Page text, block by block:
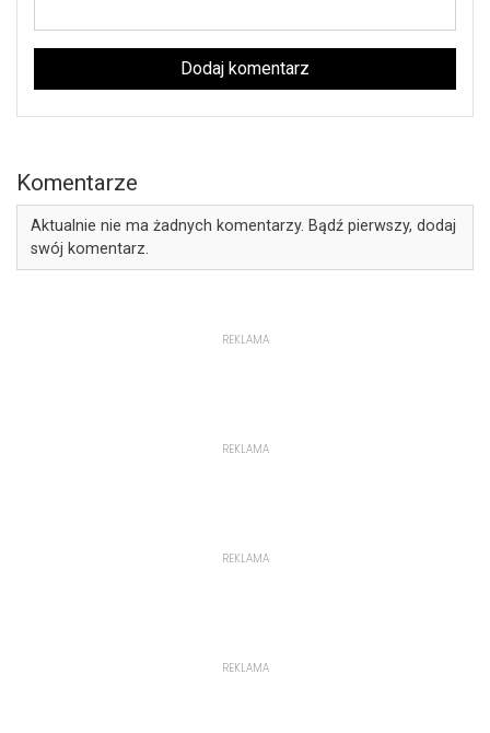
Dodaj komentarz
Komentarze
Aktualnie nie ma żadnych komentarzy. Bądź pierwszy, dodaj
swój komentarz.
REKLAMA
REKLAMA
REKLAMA
REKLAMA